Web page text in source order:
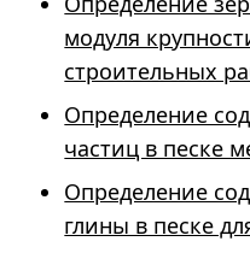
модуля
строительных
Определение
частиц в песке
Определение
глины в песке